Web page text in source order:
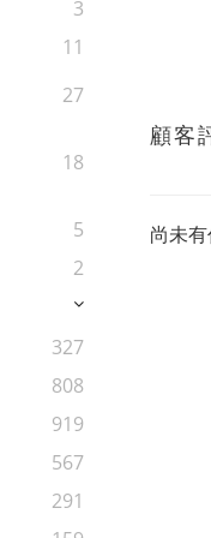
3
11
27
18
5
2
327
808
919
567
291
顧客
尚未